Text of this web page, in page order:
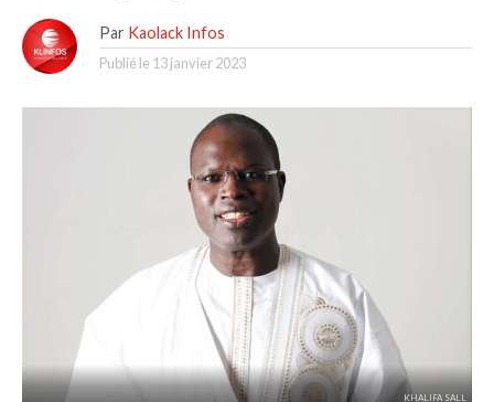
Par Kaolack Infos
Publié le 13 janvier 2023
KHALIFA SALL